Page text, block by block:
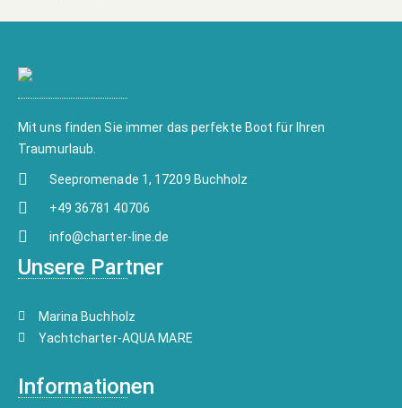
Mit uns finden Sie immer das perfekte Boot für Ihren
Traumurlaub.
Seepromenade 1, 17209 Buchholz
+49 36781 40706
info@charter-line.de
Unsere Partner
Marina Buchholz
Yachtcharter-AQUA MARE
Informationen